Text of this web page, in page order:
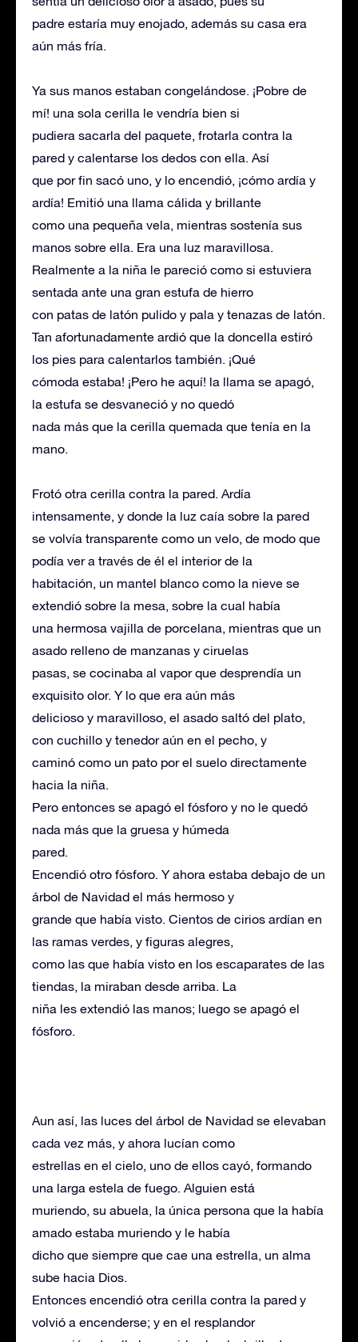
padre estaría muy enojado, además su casa era
aún más fría.
Ya sus manos estaban congelándose. ¡Pobre de
mí! una sola cerilla le vendría bien si
pudiera sacarla del paquete, frotarla contra la
pared y calentarse los dedos con ella. Así
que por fin sacó uno, y lo encendió, ¡cómo ardía y
ardía! Emitió una llama cálida y brillante
como una pequeña vela, mientras sostenía sus
manos sobre ella. Era una luz maravillosa.
Realmente a la niña le pareció como si estuviera
sentada ante una gran estufa de hierro
con patas de latón pulido y pala y tenazas de latón.
Tan afortunadamente ardió que la doncella estiró
los pies para calentarlos también. ¡Qué
cómoda estaba! ¡Pero he aquí! la llama se apagó,
la estufa se desvaneció y no quedó
nada más que la cerilla quemada que tenía en la
mano.
Frotó otra cerilla contra la pared. Ardía
intensamente, y donde la luz caía sobre la pared
se volvía transparente como un velo, de modo que
podía ver a través de él el interior de la
habitación, un mantel blanco como la nieve se
extendió sobre la mesa, sobre la cual había
una hermosa vajilla de porcelana, mientras que un
asado relleno de manzanas y ciruelas
pasas, se cocinaba al vapor que desprendía un
exquisito olor. Y lo que era aún más
delicioso y maravilloso, el asado saltó del plato,
con cuchillo y tenedor aún en el pecho, y
caminó como un pato por el suelo directamente
hacia la niña.
Pero entonces se apagó el fósforo y no le quedó
nada más que la gruesa y húmeda
pared.
Encendió otro fósforo. Y ahora estaba debajo de un
árbol de Navidad el más hermoso y
grande que había visto. Cientos de cirios ardían en
las ramas verdes, y figuras alegres,
como las que había visto en los escaparates de las
tiendas, la miraban desde arriba. La
niña les extendió las manos; luego se apagó el
fósforo.
Aun así, las luces del árbol de Navidad se elevaban
cada vez más, y ahora lucían como
estrellas en el cielo, uno de ellos cayó, formando
una larga estela de fuego. Alguien está
muriendo, su abuela, la única persona que la había
amado estaba muriendo y le había
dicho que siempre que cae una estrella, un alma
sube hacia Dios.
Entonces encendió otra cerilla contra la pared y
volvió a encenderse; y en el resplandor